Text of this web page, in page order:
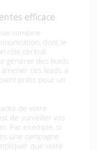
efficace
combine
dont le
rôle central.
générer des leads
ces leads à
prêts pour un
de votre
de surveiller vos
Par exemple, si
une campagne
que votre